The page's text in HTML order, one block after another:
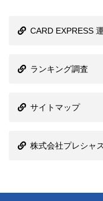
CARD EXPRESS
ランキング調査
サイトマップ
株式会社プレシャ